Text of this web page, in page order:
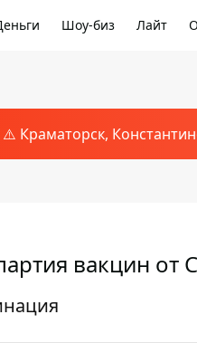
Шоу-биз Лайт
⚠️ Краматорск,
вакцин от